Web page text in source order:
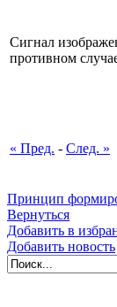
Сигнал
противном
« Пред. - След. »
Принцип
Вернуться
Добавить в
Добавить новость